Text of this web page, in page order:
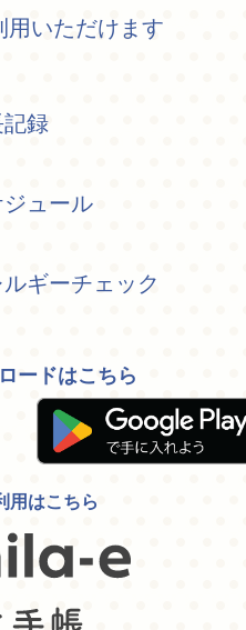
いただけます
録
ュール
ギーチェック
ードはこちら
用はこちら